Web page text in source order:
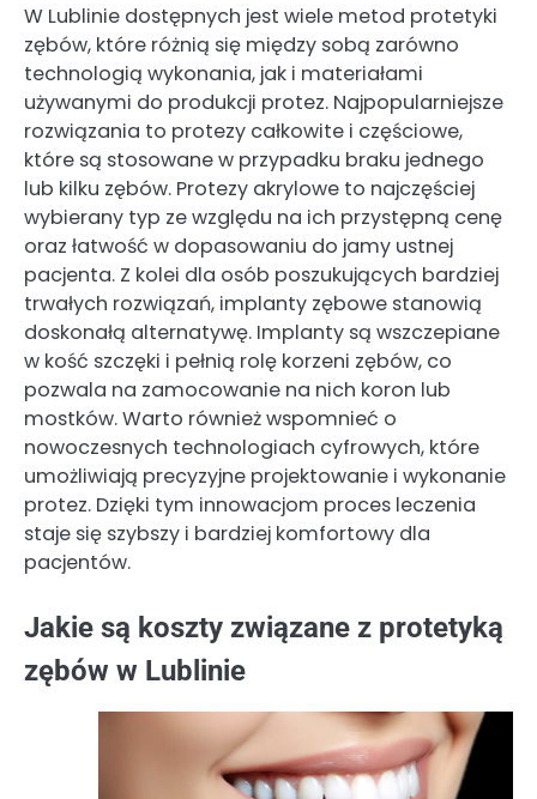
W Lublinie dostępnych jest wiele metod protetyki
zębów, które różnią się między sobą zarówno
technologią wykonania, jak i materiałami
używanymi do produkcji protez. Najpopularniejsze
rozwiązania to protezy całkowite i częściowe,
które są stosowane w przypadku braku jednego
lub kilku zębów. Protezy akrylowe to najczęściej
wybierany typ ze względu na ich przystępną cenę
oraz łatwość w dopasowaniu do jamy ustnej
pacjenta. Z kolei dla osób poszukujących bardziej
trwałych rozwiązań, implanty zębowe stanowią
doskonałą alternatywę. Implanty są wszczepiane
w kość szczęki i pełnią rolę korzeni zębów, co
pozwala na zamocowanie na nich koron lub
mostków. Warto również wspomnieć o
nowoczesnych technologiach cyfrowych, które
umożliwiają precyzyjne projektowanie i wykonanie
protez. Dzięki tym innowacjom proces leczenia
staje się szybszy i bardziej komfortowy dla
pacjentów.
Jakie są koszty związane z protetyką
zębów w Lublinie